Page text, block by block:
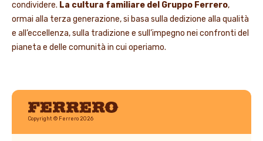
condividere. La cultura familiare del Gruppo Ferrero,
ormai alla terza generazione, si basa sulla dedizione alla qualità
e all’eccellenza, sulla tradizione e sull’impegno nei confronti del
pianeta e delle comunità in cui operiamo.
Ferrero
Copyright © Ferrero 2026